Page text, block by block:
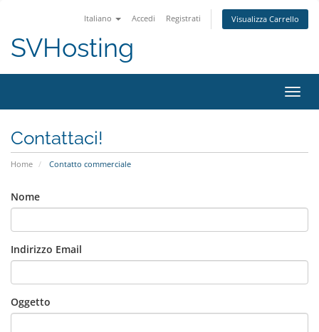
Italiano Accedi Registrati Visualizza Carrello
SVHosting
Contattaci!
Home Contatto commerciale
Nome
Indirizzo Email
Oggetto